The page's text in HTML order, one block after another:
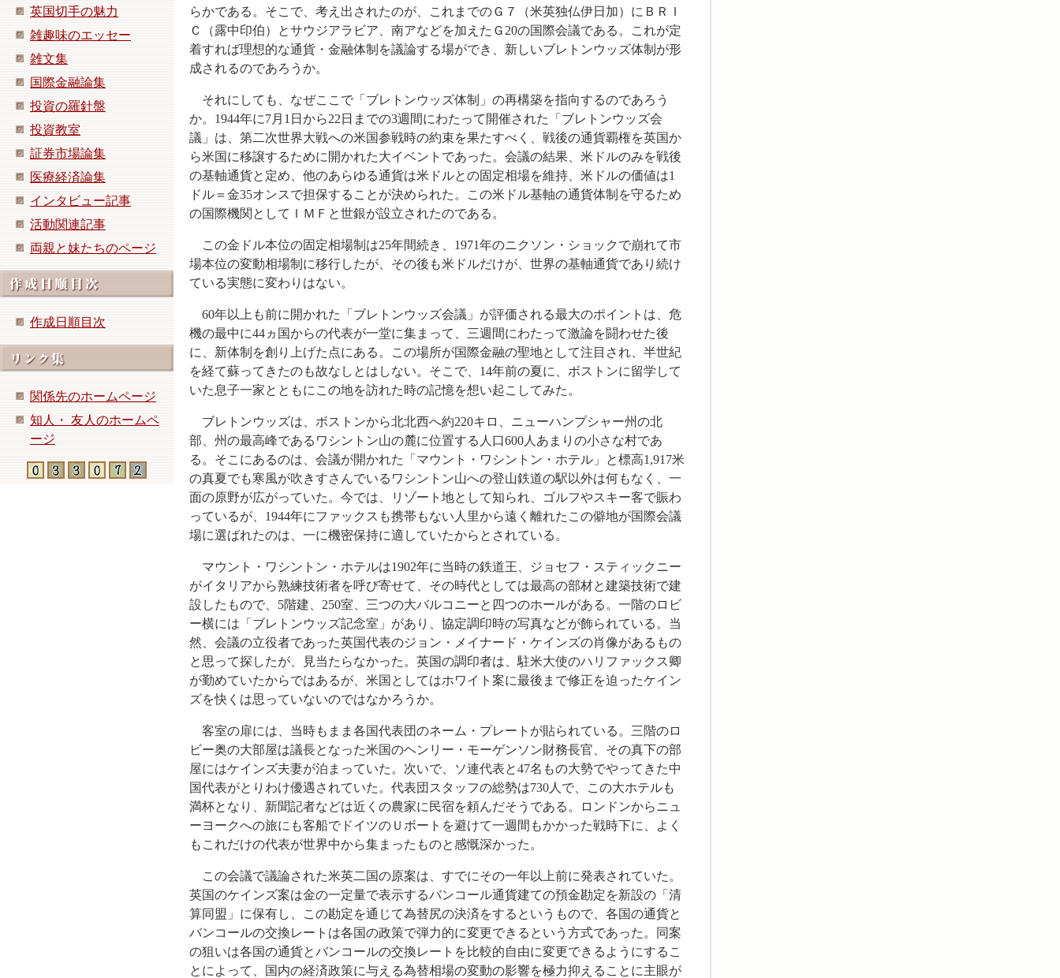
英国切手の魅力
雑趣味のエッセー
雑文集
国際金融論集
投資の羅針盤
投資教室
証券市場論集
医療経済論集
インタビュー記事
活動関連記事
両親と妹たちのページ
作成日順目次
関係先のホームページ
知人・ 友人のホームペ
ージ
らかである。そこで、考え出されたのが、これまでのＧ７（米英独仏伊日加）にＢＲＩ
Ｃ（露中印伯）とサウジアラビア、南アなどを加えたＧ20の国際会議である。これが定
着すれば理想的な通貨・金融体制を議論する場ができ、新しいブレトンウッズ体制が形
成されるのであろうか。
それにしても、なぜここで「ブレトンウッズ体制」の再構築を指向するのであろう
か。1944年に7月1日から22日までの3週間にわたって開催された「ブレトンウッズ会
議」は、第二次世界大戦への米国参戦時の約束を果たすべく、戦後の通貨覇権を英国か
ら米国に移譲するために開かれた大イベントであった。会議の結果、米ドルのみを戦後
の基軸通貨と定め、他のあらゆる通貨は米ドルとの固定相場を維持、米ドルの価値は1
ドル＝金35オンスで担保することが決められた。この米ドル基軸の通貨体制を守るため
の国際機関としてＩＭＦと世銀が設立されたのである。
この金ドル本位の固定相場制は25年間続き、1971年のニクソン・ショックで崩れて市
場本位の変動相場制に移行したが、その後も米ドルだけが、世界の基軸通貨であり続け
ている実態に変わりはない。
60年以上も前に開かれた「ブレトンウッズ会議」が評価される最大のポイントは、危
機の最中に44ヵ国からの代表が一堂に集まって、三週間にわたって激論を闘わせた後
に、新体制を創り上げた点にある。この場所が国際金融の聖地として注目され、半世紀
を経て蘇ってきたのも故なしとはしない。そこで、14年前の夏に、ボストンに留学して
いた息子一家とともにこの地を訪れた時の記憶を想い起こしてみた。
ブレトンウッズは、ボストンから北北西へ約220キロ、ニューハンプシャー州の北
部、州の最高峰であるワシントン山の麓に位置する人口600人あまりの小さな村であ
る。そこにあるのは、会議が開かれた「マウント・ワシントン・ホテル」と標高1,917米
の真夏でも寒風が吹きすさんでいるワシントン山への登山鉄道の駅以外は何もなく、一
面の原野が広がっていた。今では、リゾート地として知られ、ゴルフやスキー客で賑わ
っているが、1944年にファックスも携帯もない人里から遠く離れたこの僻地が国際会議
場に選ばれたのは、一に機密保持に適していたからとされている。
マウント・ワシントン・ホテルは1902年に当時の鉄道王、ジョセフ・スティックニー
がイタリアから熟練技術者を呼び寄せて、その時代としては最高の部材と建築技術で建
設したもので、5階建、250室、三つの大バルコニーと四つのホールがある。一階のロビ
ー横には「ブレトンウッズ記念室」があり、協定調印時の写真などが飾られている。当
然、会議の立役者であった英国代表のジョン・メイナード・ケインズの肖像があるもの
と思って探したが、見当たらなかった。英国の調印者は、駐米大使のハリファックス卿
が勤めていたからではあるが、米国としてはホワイト案に最後まで修正を迫ったケイン
ズを快くは思っていないのではなかろうか。
客室の扉には、当時もまま各国代表団のネーム・プレートが貼られている。三階のロ
ビー奥の大部屋は議長となった米国のヘンリー・モーゲンソン財務長官、その真下の部
屋にはケインズ夫妻が泊まっていた。次いで、ソ連代表と47名もの大勢でやってきた中
国代表がとりわけ優遇されていた。代表団スタッフの総勢は730人で、この大ホテルも
満杯となり、新聞記者などは近くの農家に民宿を頼んだそうである。ロンドンからニュ
ーヨークへの旅にも客船でドイツのＵボートを避けて一週間もかかった戦時下に、よく
もこれだけの代表が世界中から集まったものと感慨深かった。
この会議で議論された米英二国の原案は、すでにその一年以上前に発表されていた。
英国のケインズ案は金の一定量で表示するバンコール通貨建ての預金勘定を新設の「清
算同盟」に保有し、この勘定を通じて為替尻の決済をするというもので、各国の通貨と
バンコールの交換レートは各国の政策で弾力的に変更できるという方式であった。同案
の狙いは各国の通貨とバンコールの交換レートを比較的自由に変更できるようにするこ
とによって、国内の経済政策に与える為替相場の変動の影響を極力抑えることに主眼が